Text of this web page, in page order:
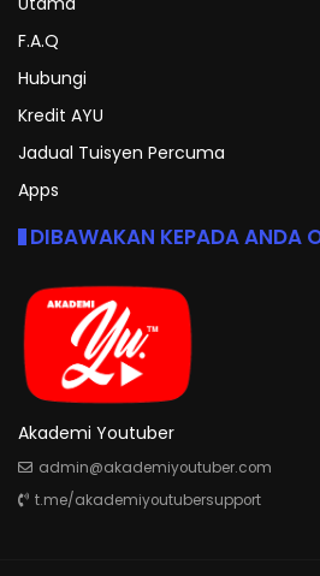
F.A.Q
Hubungi
Kredit AYU
Jadual Tuisyen Percuma
Apps
DIBAWAKAN KEPADA ANDA
Akademi Youtuber
admin@akademiyoutuber.com
t.me/akademiyoutubersupport